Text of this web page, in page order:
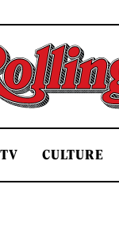
CULTURE